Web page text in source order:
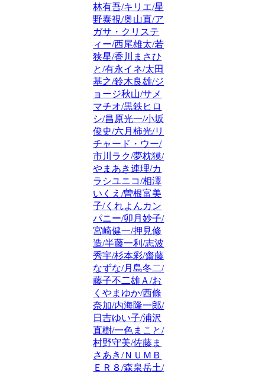
林有吾/キリエ/星
野泰視/奥山直/ア
ガサ・クリステ
ィー/西尾雄太/若
狭星/香川まさひ
と/有永イネ/太田
基之/鈴木良雄/ジ
ョージ秋山/サメ
マチオ/黒鉄ヒロ
シ/昌原光一/小坂
俊史/六月柿光/リ
チャード・ウー/
市川ラク/夢枕獏/
やまあき連理/カ
ラシユニコ/相澤
いくえ/曽根富美
子/くれよんカン
パニー/卯月妙子/
宮崎健一/押見修
造/半藤一利/志波
秀宇/杉本彩/齋藤
なずな/月島冬二/
藤子不二雄Ａ/お
くやまゆか/西條
奈加/内海隆一郎/
日吉ゆい子/浦沢
直樹/一色まこと/
村野守美/佐藤ま
さあき/ＮＵＭＢ
ＥＲ８/森泉岳土/